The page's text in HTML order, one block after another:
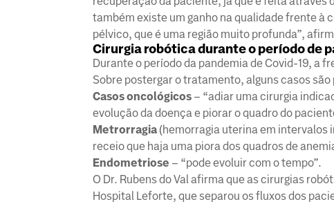
também existe um ganho na qualidade frente
pélvico, que é uma região muito profunda”,
Cirurgia robótica durante o período de
Durante o período da pandemia de Covid-19, a
Sobre postergar o tratamento, alguns casos
Casos oncológicos – “adiar uma cirurgia
evolução da doença e piorar o quadro do
Metrorragia (hemorragia uterina em intervalos
receio que haja uma piora dos quadros de
Endometriose – “pode evoluir com o tempo”.
O Dr. Rubens do Val afirma que as cirurgias
Hospital Leforte, que separou os fluxos dos